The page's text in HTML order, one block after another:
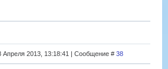
Апреля 2013, 13:18:41 | Сообщение # 38